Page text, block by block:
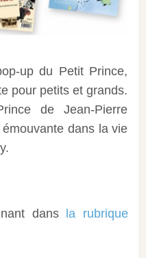
up du Petit Prince,
pour petits et grands.
de Jean-Pierre
dans la vie
dans
la rubrique